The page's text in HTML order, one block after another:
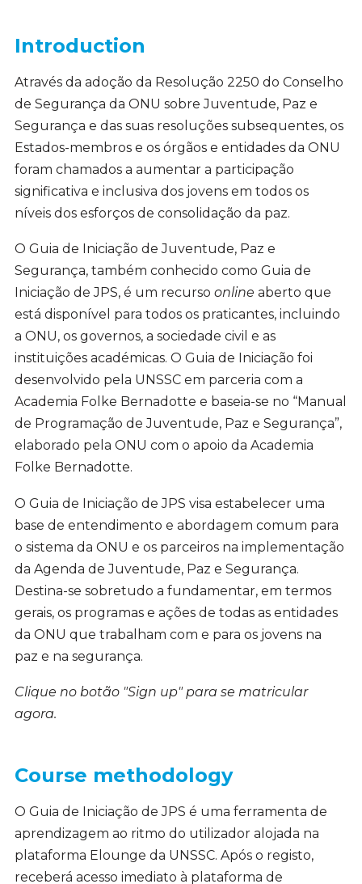
Introduction
Através da adoção da Resolução 2250 do Conselho
de Segurança da ONU sobre Juventude, Paz e
Segurança e das suas resoluções subsequentes, os
Estados-membros e os órgãos e entidades da ONU
foram chamados a aumentar a participação
significativa e inclusiva dos jovens em todos os
níveis dos esforços de consolidação da paz.
O Guia de Iniciação de Juventude, Paz e
Segurança, também conhecido como Guia de
Iniciação de JPS, é um recurso online aberto que
está disponível para todos os praticantes, incluindo
a ONU, os governos, a sociedade civil e as
instituições académicas. O Guia de Iniciação foi
desenvolvido pela UNSSC em parceria com a
Academia Folke Bernadotte e baseia-se no “Manual
de Programação de Juventude, Paz e Segurança”,
elaborado pela ONU com o apoio da Academia
Folke Bernadotte.
O Guia de Iniciação de JPS visa estabelecer uma
base de entendimento e abordagem comum para
o sistema da ONU e os parceiros na implementação
da Agenda de Juventude, Paz e Segurança.
Destina-se sobretudo a fundamentar, em termos
gerais, os programas e ações de todas as entidades
da ONU que trabalham com e para os jovens na
paz e na segurança.
Clique no botão "Sign up" para se matricular
agora.
Course methodology
O Guia de Iniciação de JPS é uma ferramenta de
aprendizagem ao ritmo do utilizador alojada na
plataforma Elounge da UNSSC. Após o registo,
receberá acesso imediato à plataforma de